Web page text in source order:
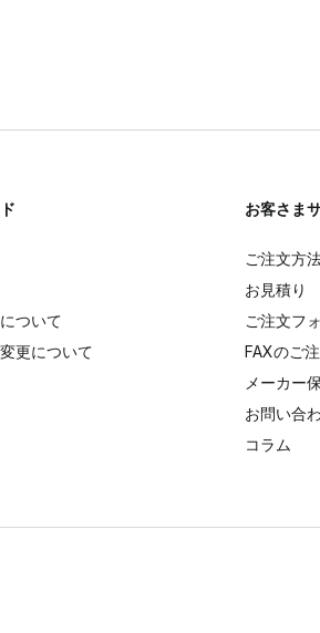
ついて
更について
お客さま
ご注文方
お見積り
ご注文フ
FAXのご
メーカー
お問い合
コラム